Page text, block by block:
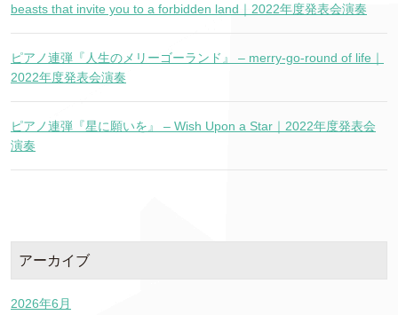
beasts that invite you to a forbidden land｜2022年度発表会演奏
ピアノ連弾『人生のメリーゴーランド』 – merry-go-round of life｜
2022年度発表会演奏
ピアノ連弾『星に願いを』 – Wish Upon a Star｜2022年度発表会
演奏
アーカイブ
2026年6月